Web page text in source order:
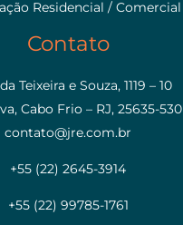
Residencial / Comercial
Contato
Teixeira e Souza, 1119 – 10
Cabo Frio – RJ, 25635-530
contato@jre.com.br
+55 (22) 2645-3914
+55 (22) 99785-1761